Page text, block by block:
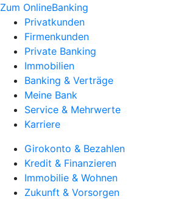
Zum OnlineBanking
Privatkunden
Firmenkunden
Private Banking
Immobilien
Banking & Verträge
Meine Bank
Service & Mehrwerte
Karriere
Girokonto & Bezahlen
Kredit & Finanzieren
Immobilie & Wohnen
Zukunft & Vorsorgen